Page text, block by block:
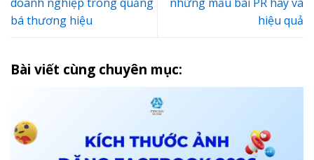
bá thương hiệu
hiệu quả
Bài viết cùng chuyên mục: